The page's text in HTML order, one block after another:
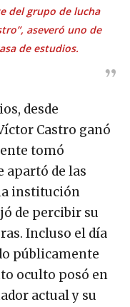
del grupo de lucha
aseveró uno de
de estudios.
desde
Castro ganó
tomó
apartó de las
institución
de percibir su
Incluso el día
públicamente
oculto posó en
actual y su